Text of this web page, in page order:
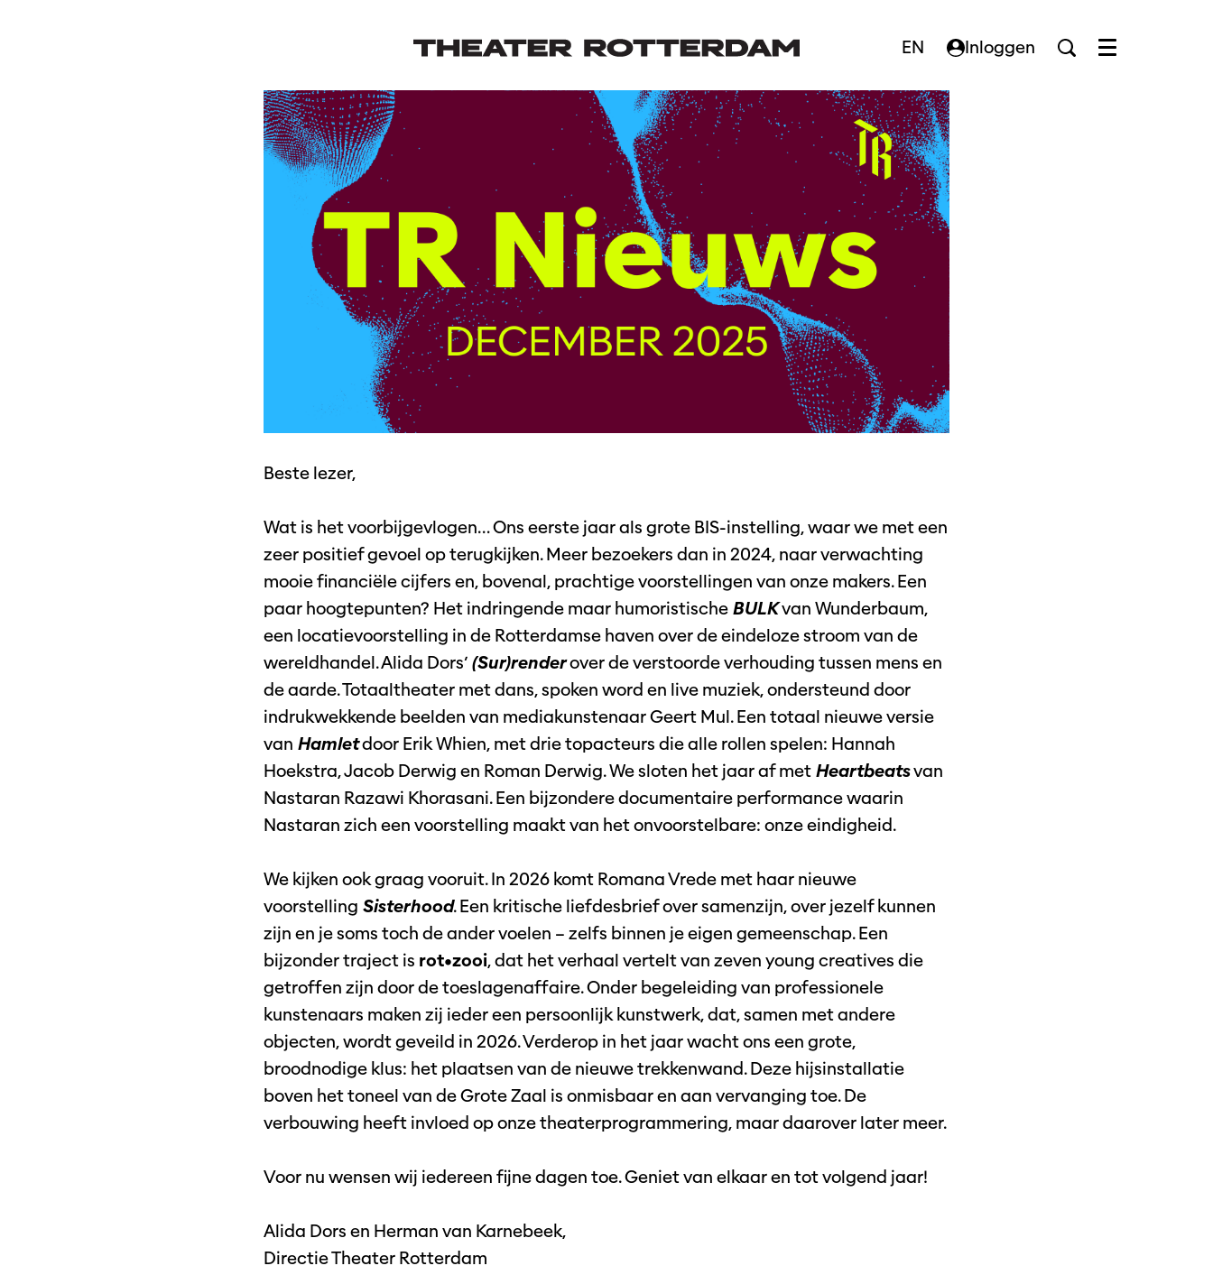
EN Inloggen Menu
Beste lezer,
Wat is het voorbijgevlogen… Ons eerste jaar als grote BIS-instelling, waar we met een
zeer positief gevoel op terugkijken. Meer bezoekers dan in 2024, naar verwachting
mooie financiële cijfers en, bovenal, prachtige voorstellingen van onze makers. Een
paar hoogtepunten? Het indringende maar humoristische BULKvan Wunderbaum,
een locatievoorstelling in de Rotterdamse haven over de eindeloze stroom van de
wereldhandel. Alida Dors’ (Sur)renderover de verstoorde verhouding tussen mens en
de aarde. Totaaltheater met dans, spoken word en live muziek, ondersteund door
indrukwekkende beelden van mediakunstenaar Geert Mul. Een totaal nieuwe versie
van Hamletdoor Erik Whien, met drie topacteurs die alle rollen spelen: Hannah
Hoekstra, Jacob Derwig en Roman Derwig. We sloten het jaar af met Heartbeatsvan
Nastaran Razawi Khorasani. Een bijzondere documentaire performance waarin
Nastaran zich een voorstelling maakt van het onvoorstelbare: onze eindigheid.
We kijken ook graag vooruit. In 2026 komt Romana Vrede met haar nieuwe
voorstelling Sisterhood. Een kritische liefdesbrief over samenzijn, over jezelf kunnen
zijn en je soms toch de ander voelen – zelfs binnen je eigen gemeenschap. Een
bijzonder traject is rot•zooi, dat het verhaal vertelt van zeven young creatives die
getroffen zijn door de toeslagenaffaire. Onder begeleiding van professionele
kunstenaars maken zij ieder een persoonlijk kunstwerk, dat, samen met andere
objecten, wordt geveild in 2026. Verderop in het jaar wacht ons een grote,
broodnodige klus: het plaatsen van de nieuwe trekkenwand. Deze hijsinstallatie
boven het toneel van de Grote Zaal is onmisbaar en aan vervanging toe. De
verbouwing heeft invloed op onze theaterprogrammering, maar daarover later meer.
Voor nu wensen wij iedereen fijne dagen toe. Geniet van elkaar en tot volgend jaar!
Alida Dors en Herman van Karnebeek,
Directie Theater Rotterdam